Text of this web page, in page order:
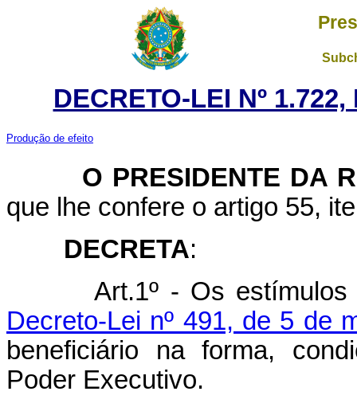
DECRETO-LEI Nº
Produção de efeito
O PRESIDENTE DA
que lhe confere o artigo 55,
DECRETA:
Art.1º - Os
Decreto-Lei nº 491, de 5 de
beneficiário na forma,
Poder Executivo.